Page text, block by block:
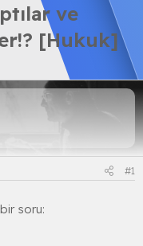
ve
[Hukuk]
#1
soru: